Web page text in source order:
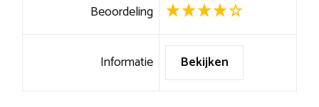
Beoordeling
Informatie Bekijken